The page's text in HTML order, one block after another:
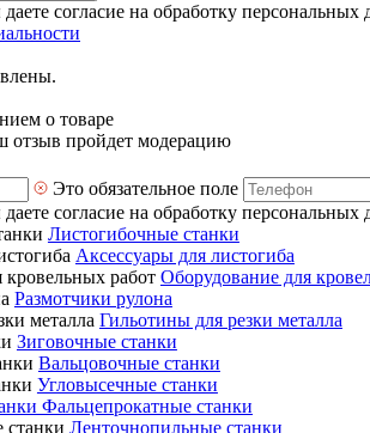
согласие на обработку персональных
о товаре
отзыв пройдет модерацию
Это обязательное поле
согласие на обработку персональных
Листогибочные станки
Аксессуары для листогиба
Оборудование для
Размотчики рулона
Гильотины для резки металла
Зиговочные станки
Вальцовочные станки
Угловысечные станки
Фальцепрокатные станки
Ленточнопильные станки